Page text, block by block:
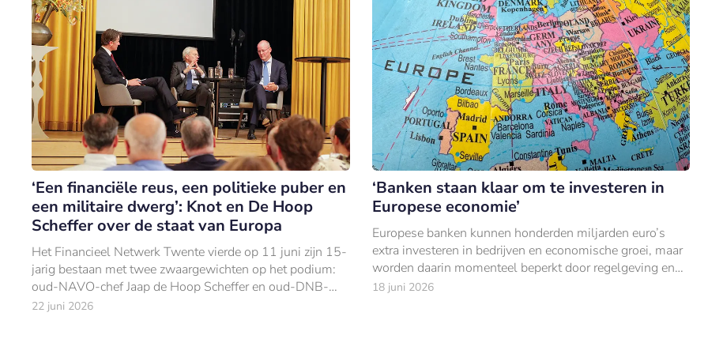
‘Een financiële reus, een politieke puber en
een militaire dwerg’: Knot en De Hoop
Scheffer over de staat van Europa
Het Financieel Netwerk Twente vierde op 11 juni zijn 15-
jarig bestaan met twee zwaargewichten op het podium:
oud-NAVO-chef Jaap de Hoop Scheffer en oud-DNB-
president Klaas Knot.
22 juni 2026
‘Banken staan klaar om te investeren in
Europese economie’
Europese banken kunnen honderden miljarden euro’s
extra investeren in bedrijven en economische groei, maar
worden daarin momenteel beperkt door regelgeving en
toezicht.
18 juni 2026